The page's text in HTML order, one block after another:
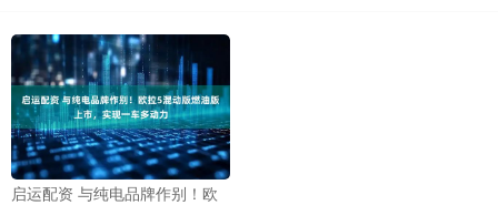
启运配资 与纯电品牌作别！欧